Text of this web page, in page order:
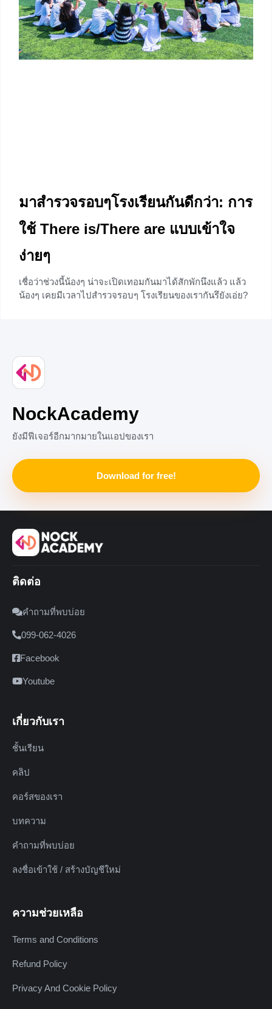
มาสำรวจรอบๆโรงเรียนกันดีกว่า: การ
ใช้ There is/There are แบบเข้าใจ
ง่ายๆ
เชื่อว่าช่วงนี้น้องๆ น่าจะเปิดเทอมกันมาได้สักพักนึงแล้ว แล้ว
น้องๆ เคยมีเวลาไปสำรวจรอบๆ โรงเรียนของเรากันรึยังเอ่ย?
NockAcademy
ยังมีฟีเจอร์อีกมากมายในแอปของเรา
Download for free!
ติดต่อ
คำถามที่พบบ่อย
099-062-4026
Facebook
Youtube
เกี่ยวกับเรา
ชั้นเรียน
คลิป
คอร์สของเรา
บทความ
คำถามที่พบบ่อย
ลงชื่อเข้าใช้ / สร้างบัญชีใหม่
ความช่วยเหลือ
Terms and Conditions
Refund Policy
Privacy And Cookie Policy